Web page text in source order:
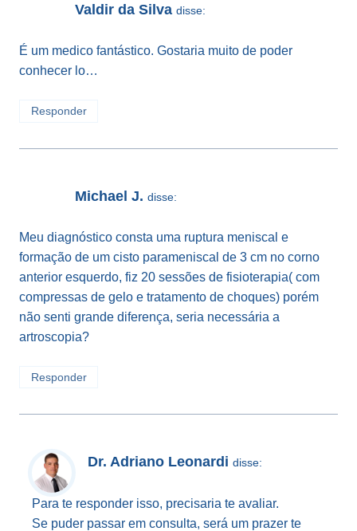
Valdir da Silva disse:
É um medico fantástico. Gostaria muito de poder
conhecer lo…
Responder
Michael J. disse:
Meu diagnóstico consta uma ruptura meniscal e
formação de um cisto parameniscal de 3 cm no corno
anterior esquerdo, fiz 20 sessões de fisioterapia( com
compressas de gelo e tratamento de choques) porém
não senti grande diferença, seria necessária a
artroscopia?
Responder
Dr. Adriano Leonardi disse:
Para te responder isso, precisaria te avaliar.
Se puder passar em consulta, será um prazer te